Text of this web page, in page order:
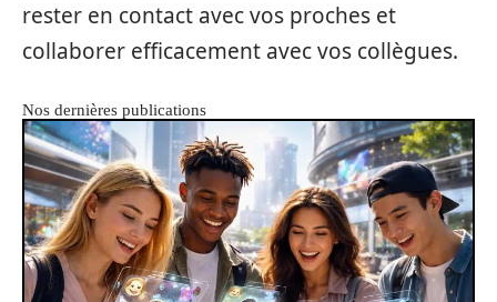
rester en contact avec vos proches et
collaborer efficacement avec vos collègues.
Nos dernières publications